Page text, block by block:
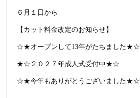
６月１日から
【カット料金改定のお知らせ】
☆★オープンして13年がたちました★☆
★☆２０２７年成人式受付中★☆
☆★今年もありがとうございました★☆